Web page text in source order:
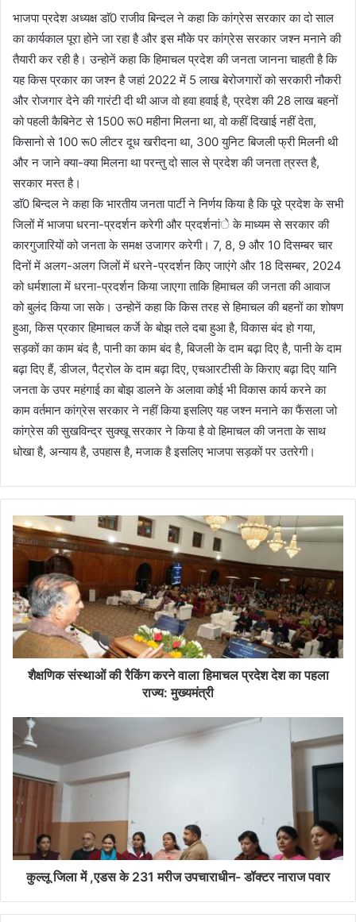
भाजपा प्रदेश अध्यक्ष डाॅ0 राजीव बिन्दल ने कहा कि कांग्रेस सरकार का दो साल
का कार्यकाल पूरा होने जा रहा है और इस मौके पर कांग्रेस सरकार जश्न मनाने की
तैयारी कर रही है। उन्होनें कहा कि हिमाचल प्रदेश की जनता जानना चाहती है कि
यह किस प्रकार का जश्न है जहां 2022 में 5 लाख बेरोजगारों को सरकारी नौकरी
और रोजगार देने की गारंटी दी थी आज वो हवा हवाई है, प्रदेश की 28 लाख बहनों
को पहली कैबिनेट से 1500 रू0 महीना मिलना था, वो कहीं दिखाई नहीं देता,
किसानो से 100 रू0 लीटर दूध खरीदना था, 300 युनिट बिजली फ्री मिलनी थी
और न जाने क्या-क्या मिलना था परन्तु दो साल से प्रदेश की जनता त्रस्त है,
सरकार मस्त है।
डाॅ0 बिन्दल ने कहा कि भारतीय जनता पार्टी ने निर्णय किया है कि पूरे प्रदेश के सभी
जिलों में भाजपा धरना-प्रदर्शन करेगी और प्रदर्शनांे के माध्यम से सरकार की
कारगुजारियों को जनता के समक्ष उजागर करेगी। 7, 8, 9 और 10 दिसम्बर चार
दिनों में अलग-अलग जिलों में धरने-प्रदर्शन किए जाएंगे और 18 दिसम्बर, 2024
को धर्मशाला में धरना-प्रदर्शन किया जाएगा ताकि हिमाचल की जनता की आवाज
को बुलंद किया जा सके। उन्होनें कहा कि किस तरह से हिमाचल की बहनों का शोषण
हुआ, किस प्रकार हिमाचल कर्जे के बोझ तले दबा हुआ है, विकास बंद हो गया,
सड़कों का काम बंद है, पानी का काम बंद है, बिजली के दाम बढ़ा दिए है, पानी के दाम
बढ़ा दिए हैं, डीजल, पैट्रोल के दाम बढ़ा दिए, एचआरटीसी के किराए बढ़ा दिए यानि
जनता के उपर महंगाई का बोझ डालने के अलावा कोई भी विकास कार्य करने का
काम वर्तमान कांग्रेस सरकार ने नहीं किया इसलिए यह जश्न मनाने का फैंसला जो
कांग्रेस की सुखविन्द्र सुक्खू सरकार ने किया है वो हिमाचल की जनता के साथ
धोखा है, अन्याय है, उपहास है, मजाक है इसलिए भाजपा सड़कों पर उतरेगी।
शैक्षणिक संस्थाओं की रैकिंग करने वाला हिमाचल प्रदेश देश का पहला
राज्य: मुख्यमंत्री
कुल्लू जिला में ,एडस के 231 मरीज उपचाराधीन- डॉक्टर नाराज पवार